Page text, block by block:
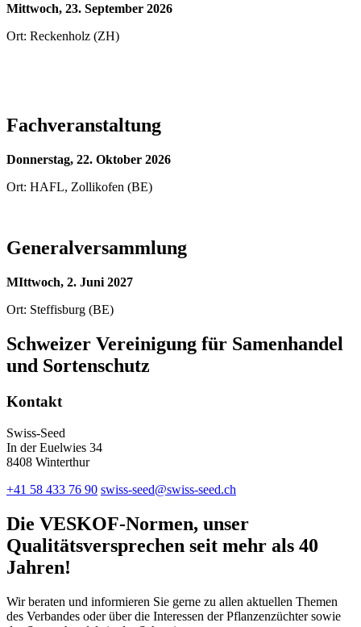
Mittwoch, 23. September 2026
Ort: Reckenholz (ZH)
Fachveranstaltung
Donnerstag, 22. Oktober 2026
Ort: HAFL, Zollikofen (BE)
Generalversammlung
MIttwoch, 2. Juni 2027
Ort: Steffisburg (BE)
Schweizer Vereinigung für Samenhandel
und Sortenschutz
Kontakt
Swiss-Seed
In der Euelwies 34
8408 Winterthur
+41 58 433 76 90 swiss-seed@swiss-seed.ch
Die VESKOF-Normen, unser
Qualitätsversprechen seit mehr als 40
Jahren!
Wir beraten und informieren Sie gerne zu allen aktuellen Themen
des Verbandes oder über die Interessen der Pflanzenzüchter sowie